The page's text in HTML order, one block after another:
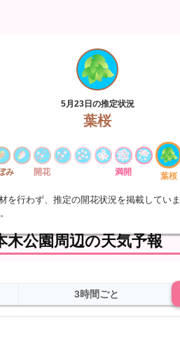
5月23日の推定状況
葉桜
み 開花 満開 葉桜
を行わず、推定の開花状況を掲載してい
木公園周辺の天気予報
3時間ごと